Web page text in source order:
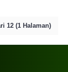
12 (1 Halaman)